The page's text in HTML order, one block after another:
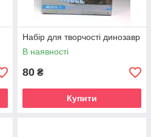
Набір для творчості динозавр
В наявності
80 ₴
Купити